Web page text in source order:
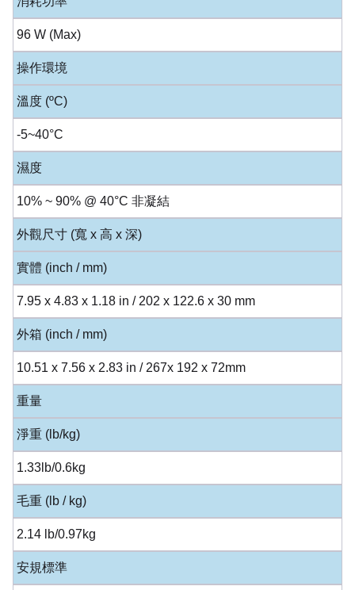
96 W (Max)
操作環境
溫度 (ºC)
-5~40°C
濕度
10% ~ 90% @ 40°C 非凝結
外觀尺寸 (寬 x 高 x 深)
實體 (inch / mm)
7.95 x 4.83 x 1.18 in / 202 x 122.6 x 30 mm
外箱 (inch / mm)
10.51 x 7.56 x 2.83 in / 267x 192 x 72mm
重量
淨重 (lb/kg)
1.33lb/0.6kg
毛重 (lb / kg)
2.14 lb/0.97kg
安規標準